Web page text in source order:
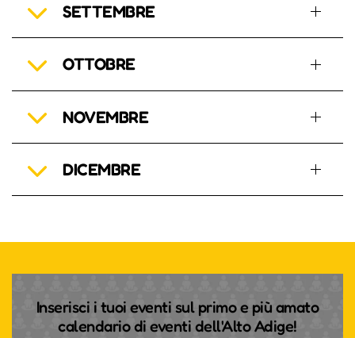
SETTEMBRE
OTTOBRE
NOVEMBRE
DICEMBRE
Inserisci i tuoi eventi sul primo e più amato
calendario di eventi dell'Alto Adige!